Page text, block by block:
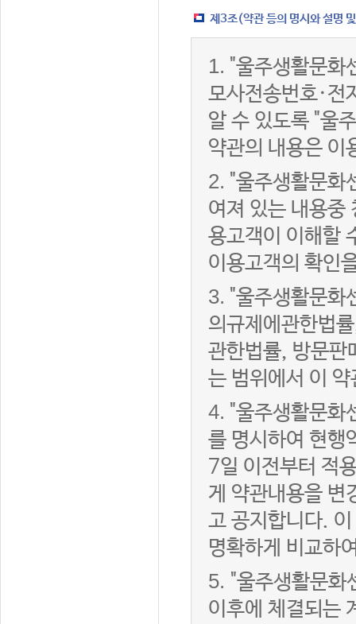
제3조(약관 등의 명시와 설명
1. "울주생활문화
모사전송번호·전
알 수 있도록 "울
약관의 내용은 이
2. "울주생활문화
여져 있는 내용중
용고객이 이해할
이용고객의 확인
3. "울주생활문화
의규제에관한법
관한법률, 방문판
는 범위에서 이
4. "울주생활문화
를 명시하여 현행
7일 이전부터 적
게 약관내용을 변
고 공지합니다.
명확하게 비교하
5. "울주생활문화
이후에 체결되는